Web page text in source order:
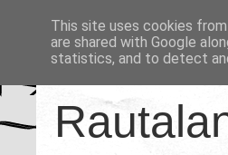
This site uses cookies
are shared with Google
statistics, and to detect